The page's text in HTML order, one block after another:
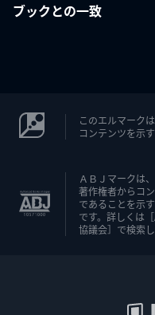
ブックとの一致
このエルマーク
コンテンツを示
ＡＢＪマークは
著作権者からコ
であることを示
です。詳しくは
協議会］で検索し